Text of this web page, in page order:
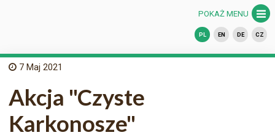
POKAŻ MENU
PL EN DE CZ
7 Maj 2021
Akcja "Czyste
Karkonosze"